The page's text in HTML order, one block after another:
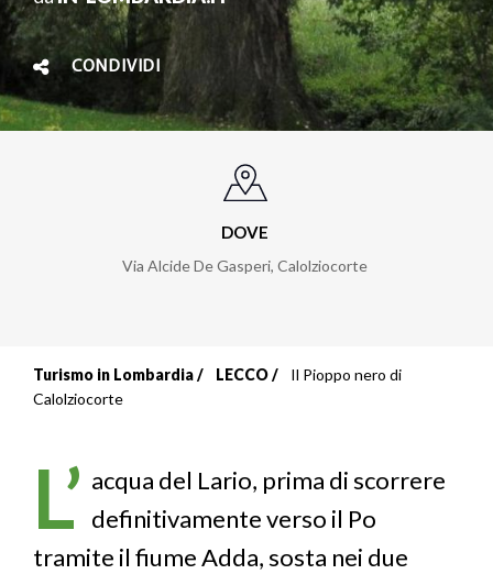
CONDIVIDI
DOVE
Via Alcide De Gasperi, Calolziocorte
Briciole
pane
Turismo in Lombardia LECCO
Il Pioppo nero di
Calolziocorte
L’ acqua del Lario, prima di scorrere
definitivamente verso il Po
tramite il fiume Adda, sosta nei due